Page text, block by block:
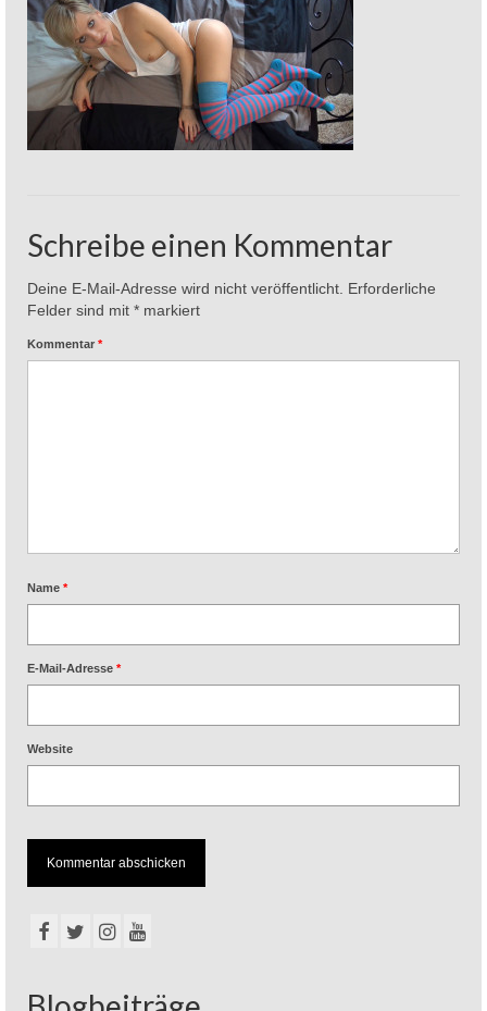
Schreibe einen Kommentar
Deine E-Mail-Adresse wird nicht veröffentlicht. Erforderliche
Felder sind mit * markiert
Kommentar *
Name *
E-Mail-Adresse *
Website